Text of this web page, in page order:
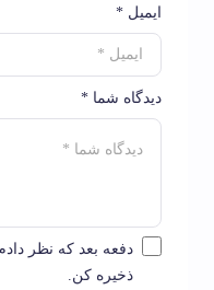
دیدگاه شما *
ایمیل *
دفعه بعد که نظر
ذخیره کن.